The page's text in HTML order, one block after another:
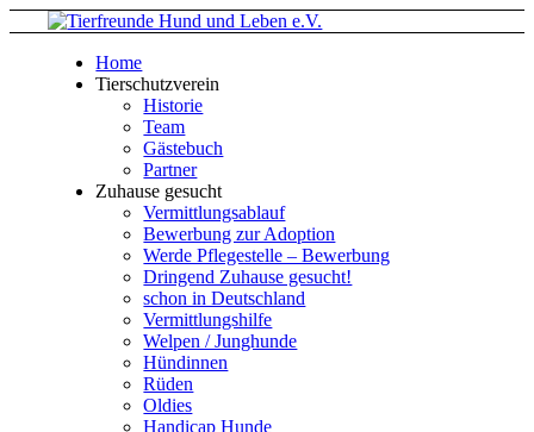
Home
Tierschutzverein
Historie
Team
Gästebuch
Partner
Zuhause gesucht
Vermittlungsablauf
Bewerbung zur Adoption
Werde Pflegestelle – Bewerbung
Dringend Zuhause gesucht!
schon in Deutschland
Vermittlungshilfe
Welpen / Junghunde
Hündinnen
Rüden
Oldies
Handicap Hunde